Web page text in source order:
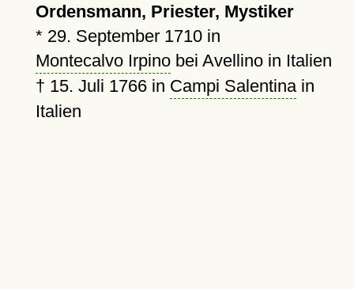
Ordensmann, Priester, Mystiker
* 29. September 1710in
Montecalvo Irpinobei Avellino in Italien
† 15. Juli 1766in Campi Salentinain
Italien